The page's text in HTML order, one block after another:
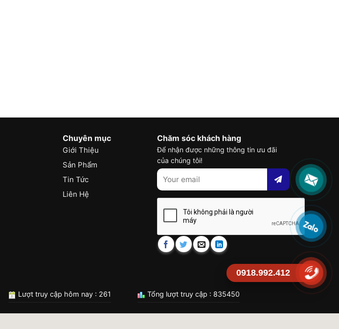
Chuyên mục
Giới Thiệu
Sản Phẩm
Tin Tức
Liên Hệ
Chăm sóc khách hàng
Để nhận được những thông tin ưu đãi
của chúng tôi!
Lượt truy cập hôm nay : 261 Tổng lượt truy cập : 835450
0918.992.412